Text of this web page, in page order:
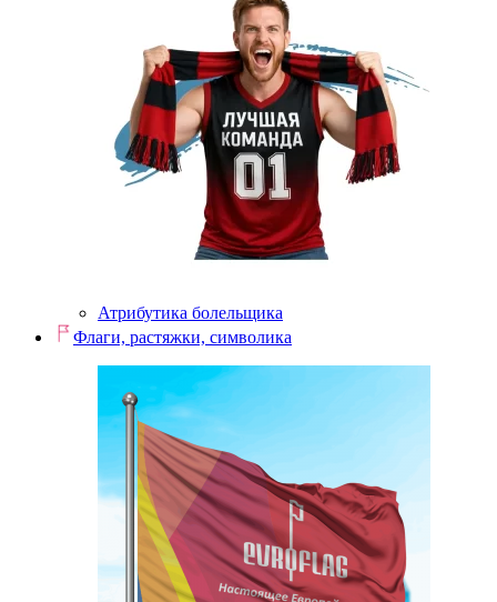
Атрибутика болельщика
Флаги, растяжки, символика